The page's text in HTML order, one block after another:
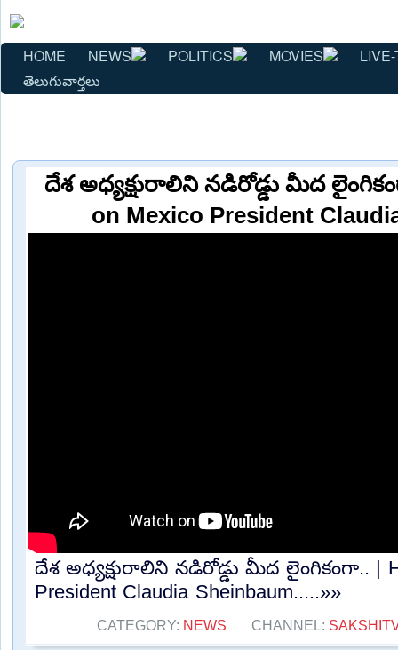
HOME NEWS POLITICS MOVIES
తెలుగువార్తలు
దేశ అధ్యక్షురాలిని నడిరోడ్డు మీద
on Mexico President
దేశ అధ్యక్షురాలిని నడిరోడ్డు మీద లైంగికంగా.. |
President Claudia Sheinbaum.....»»
CATEGORY: NEWS CHANNEL: